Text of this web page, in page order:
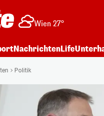
Wien 27°
NachrichtenLife
Politik